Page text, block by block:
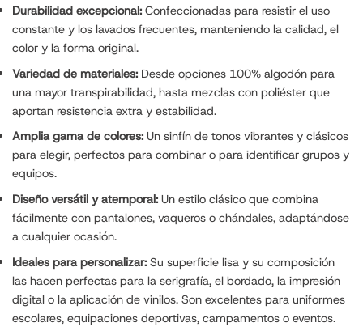
Durabilidad excepcional: Confeccionadas para resistir el uso
constante y los lavados frecuentes, manteniendo la calidad, el
color y la forma original.
Variedad de materiales: Desde opciones 100% algodón para
una mayor transpirabilidad, hasta mezclas con poliéster que
aportan resistencia extra y estabilidad.
Amplia gama de colores: Un sinfín de tonos vibrantes y clásicos
para elegir, perfectos para combinar o para identificar grupos y
equipos.
Diseño versátil y atemporal: Un estilo clásico que combina
fácilmente con pantalones, vaqueros o chándales, adaptándose
a cualquier ocasión.
Ideales para personalizar: Su superficie lisa y su composición
las hacen perfectas para la serigrafía, el bordado, la impresión
digital o la aplicación de vinilos. Son excelentes para uniformes
escolares, equipaciones deportivas, campamentos o eventos.